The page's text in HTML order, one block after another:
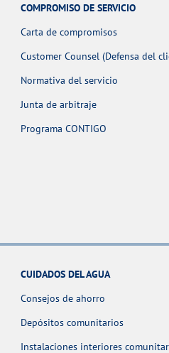
COMPROMISO DE SERVICIO
Carta de compromisos
Customer Counsel (Defensa del
Normativa del servicio
Junta de arbitraje
Programa CONTIGO
CUIDADOS DEL AGUA
Consejos de ahorro
Depósitos comunitarios
Instalaciones interiores